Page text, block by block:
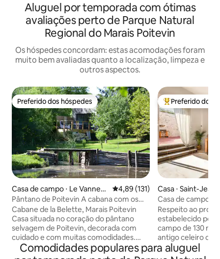
Aluguel por temporada com ótimas
avaliações perto de Parque Natural
Regional do Marais Poitevin
Os hóspedes concordam: estas acomodações foram
muito bem avaliadas quanto a localização, limpeza e
outros aspectos.
Preferido dos hóspedes
Preferido dos hóspedes
Casa de campo ⋅ Le Vannea
u-Irleau
4,89 de uma avaliação média de
4,89 (131)
Pântano de Poitevin A cabana com os
pés na água
Cabane de la Belette, Marais Poitevin
Casa situada no coração do pântano
selvagem de Poitevin, decorada com
cuidado e com muitas comodidades.
Amplo terraço privado com vistas
deslumbrantes de um lago particular,
Entre os
Preferido dos
Casa ⋅ Saint-
é
Casa de campo
Vendée
Respeito ao
estabelecido pelo
campo de 130
antigo celeiro
Térreo: sala de
americana e sala
Comodidades populares para aluguel